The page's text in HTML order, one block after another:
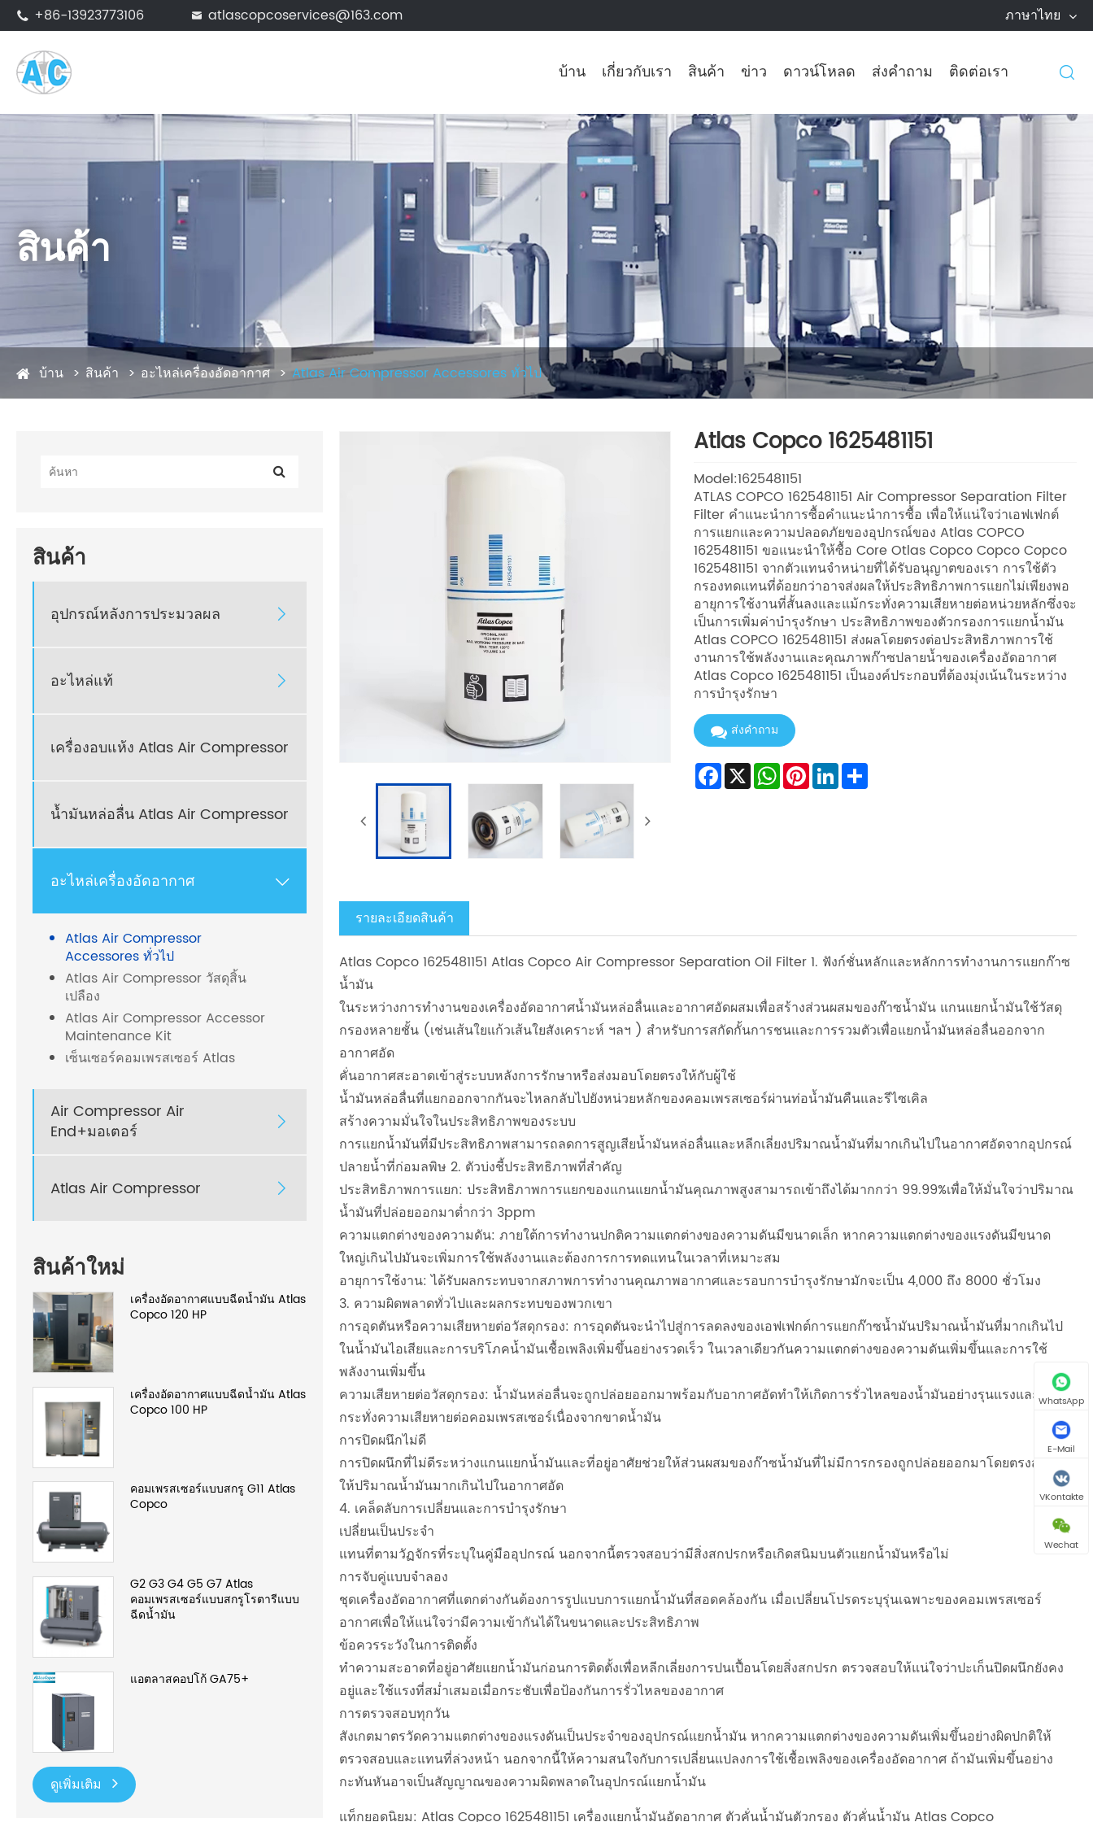
 +86-13923773106  atlascopcoservices@163.com ภาษาไทย
บ้าน เกี่ยวกับเรา สินค้า ข่าว ดาวน์โหลด ส่งคำถาม ติดต่อเรา 
สินค้า
บ้าน สินค้า อะไหล่เครื่องอัดอากาศ Atlas Air Compressor Accessores ทั่วไป
สินค้า
อุปกรณ์หลังการประมวลผล 
อะไหล่แท้ 
เครื่องอบแห้ง Atlas Air Compressor
น้ำมันหล่อลื่น Atlas Air Compressor
อะไหล่เครื่องอัดอากาศ 
Atlas Air Compressor
Accessores ทั่วไป
Atlas Air Compressor วัสดุสิ้น
เปลือง
Atlas Air Compressor Accessor
Maintenance Kit
เซ็นเซอร์คอมเพรสเซอร์ Atlas
Air Compressor Air
End+มอเตอร์

Atlas Air Compressor 
สินค้าใหม่
เครื่องอัดอากาศแบบฉีดน้ำมัน Atlas
Copco 120 HP
เครื่องอัดอากาศแบบฉีดน้ำมัน Atlas
Copco 100 HP
คอมเพรสเซอร์แบบสกรู G11 Atlas
Copco
G2 G3 G4 G5 G7 Atlas
คอมเพรสเซอร์แบบสกรูโรตารีแบบ
ฉีดน้ำมัน
แอตลาสคอปโก้ GA75+
ดูเพิ่มเติม
Atlas Copco 1625481151
Model:1625481151
ATLAS COPCO 1625481151 Air Compressor Separation Filter
Filter คำแนะนำการซื้อคำแนะนำการซื้อ เพื่อให้แน่ใจว่าเอฟเฟกต์
การแยกและความปลอดภัยของอุปกรณ์ของ Atlas COPCO
1625481151 ขอแนะนำให้ซื้อ Core Otlas Copco Copco Copco
1625481151 จากตัวแทนจำหน่ายที่ได้รับอนุญาตของเรา การใช้ตัว
กรองทดแทนที่ด้อยกว่าอาจส่งผลให้ประสิทธิภาพการแยกไม่เพียงพอ
อายุการใช้งานที่สั้นลงและแม้กระทั่งความเสียหายต่อหน่วยหลักซึ่งจะ
เป็นการเพิ่มค่าบำรุงรักษา ประสิทธิภาพของตัวกรองการแยกน้ำมัน
Atlas COPCO 1625481151 ส่งผลโดยตรงต่อประสิทธิภาพการใช้
งานการใช้พลังงานและคุณภาพก๊าซปลายน้ำของเครื่องอัดอากาศ
Atlas Copco 1625481151 เป็นองค์ประกอบที่ต้องมุ่งเน้นในระหว่าง
การบำรุงรักษา
ส่งคำถาม
Facebook
X WhatsApp
Pinterest
LinkedInShare
รายละเอียดสินค้า
Atlas Copco 1625481151 Atlas Copco Air Compressor Separation Oil Filter 1. ฟังก์ชั่นหลักและหลักการทำงานการแยกก๊าซ
น้ำมัน
ในระหว่างการทำงานของเครื่องอัดอากาศน้ำมันหล่อลื่นและอากาศอัดผสมเพื่อสร้างส่วนผสมของก๊าซน้ำมัน แกนแยกน้ำมันใช้วัสดุ
กรองหลายชั้น (เช่นเส้นใยแก้วเส้นใยสังเคราะห์ ฯลฯ ) สำหรับการสกัดกั้นการชนและการรวมตัวเพื่อแยกน้ำมันหล่อลื่นออกจาก
อากาศอัด
คั่นอากาศสะอาดเข้าสู่ระบบหลังการรักษาหรือส่งมอบโดยตรงให้กับผู้ใช้
น้ำมันหล่อลื่นที่แยกออกจากกันจะไหลกลับไปยังหน่วยหลักของคอมเพรสเซอร์ผ่านท่อน้ำมันคืนและรีไซเคิล
สร้างความมั่นใจในประสิทธิภาพของระบบ
การแยกน้ำมันที่มีประสิทธิภาพสามารถลดการสูญเสียน้ำมันหล่อลื่นและหลีกเลี่ยงปริมาณน้ำมันที่มากเกินไปในอากาศอัดจากอุปกรณ์
ปลายน้ำที่ก่อมลพิษ 2. ตัวบ่งชี้ประสิทธิภาพที่สำคัญ
ประสิทธิภาพการแยก: ประสิทธิภาพการแยกของแกนแยกน้ำมันคุณภาพสูงสามารถเข้าถึงได้มากกว่า 99.99%เพื่อให้มั่นใจว่าปริมาณ
น้ำมันที่ปล่อยออกมาต่ำกว่า 3ppm
ความแตกต่างของความดัน: ภายใต้การทำงานปกติความแตกต่างของความดันมีขนาดเล็ก หากความแตกต่างของแรงดันมีขนาด
ใหญ่เกินไปมันจะเพิ่มการใช้พลังงานและต้องการการทดแทนในเวลาที่เหมาะสม
อายุการใช้งาน: ได้รับผลกระทบจากสภาพการทำงานคุณภาพอากาศและรอบการบำรุงรักษามักจะเป็น 4,000 ถึง 8000 ชั่วโมง
3. ความผิดพลาดทั่วไปและผลกระทบของพวกเขา
การอุดตันหรือความเสียหายต่อวัสดุกรอง: การอุดตันจะนำไปสู่การลดลงของเอฟเฟกต์การแยกก๊าซน้ำมันปริมาณน้ำมันที่มากเกินไป
ในน้ำมันไอเสียและการบริโภคน้ำมันเชื้อเพลิงเพิ่มขึ้นอย่างรวดเร็ว ในเวลาเดียวกันความแตกต่างของความดันเพิ่มขึ้นและการใช้
พลังงานเพิ่มขึ้น
ความเสียหายต่อวัสดุกรอง: น้ำมันหล่อลื่นจะถูกปล่อยออกมาพร้อมกับอากาศอัดทำให้เกิดการรั่วไหลของน้ำมันอย่างรุนแรงและแม้
กระทั่งความเสียหายต่อคอมเพรสเซอร์เนื่องจากขาดน้ำมัน
การปิดผนึกไม่ดี
การปิดผนึกที่ไม่ดีระหว่างแกนแยกน้ำมันและที่อยู่อาศัยช่วยให้ส่วนผสมของก๊าซน้ำมันที่ไม่มีการกรองถูกปล่อยออกมาโดยตรงส่งผล
ให้ปริมาณน้ำมันมากเกินไปในอากาศอัด
4. เคล็ดลับการเปลี่ยนและการบำรุงรักษา
เปลี่ยนเป็นประจำ
แทนที่ตามวัฏจักรที่ระบุในคู่มืออุปกรณ์ นอกจากนี้ตรวจสอบว่ามีสิ่งสกปรกหรือเกิดสนิมบนตัวแยกน้ำมันหรือไม่
การจับคู่แบบจำลอง
ชุดเครื่องอัดอากาศที่แตกต่างกันต้องการรูปแบบการแยกน้ำมันที่สอดคล้องกัน เมื่อเปลี่ยนโปรดระบุรุ่นเฉพาะของคอมเพรสเซอร์
อากาศเพื่อให้แน่ใจว่ามีความเข้ากันได้ในขนาดและประสิทธิภาพ
ข้อควรระวังในการติดตั้ง
ทำความสะอาดที่อยู่อาศัยแยกน้ำมันก่อนการติดตั้งเพื่อหลีกเลี่ยงการปนเปื้อนโดยสิ่งสกปรก ตรวจสอบให้แน่ใจว่าปะเก็นปิดผนึกยังคง
อยู่และใช้แรงที่สม่ำเสมอเมื่อกระชับเพื่อป้องกันการรั่วไหลของอากาศ
การตรวจสอบทุกวัน
สังเกตมาตรวัดความแตกต่างของแรงดันเป็นประจำของอุปกรณ์แยกน้ำมัน หากความแตกต่างของความดันเพิ่มขึ้นอย่างผิดปกติให้
ตรวจสอบและแทนที่ล่วงหน้า นอกจากนี้ให้ความสนใจกับการเปลี่ยนแปลงการใช้เชื้อเพลิงของเครื่องอัดอากาศ ถ้ามันเพิ่มขึ้นอย่าง
กะทันหันอาจเป็นสัญญาณของความผิดพลาดในอุปกรณ์แยกน้ำมัน
แท็กยอดนิยม: Atlas Copco 1625481151 เครื่องแยกน้ำมันอัดอากาศ ตัวคั่นน้ำมันตัวกรอง ตัวคั่นน้ำมัน Atlas Copco
WhatsApp
E-Mail
VKontakte
Wechat